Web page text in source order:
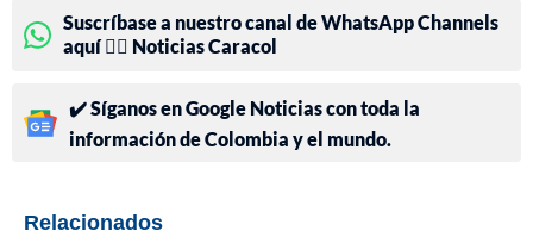
Suscríbase a nuestro canal de WhatsApp Channels
aquí 👉🏻 Noticias Caracol
✔️ Síganos en Google Noticias con toda la
información de Colombia y el mundo.
Relacionados